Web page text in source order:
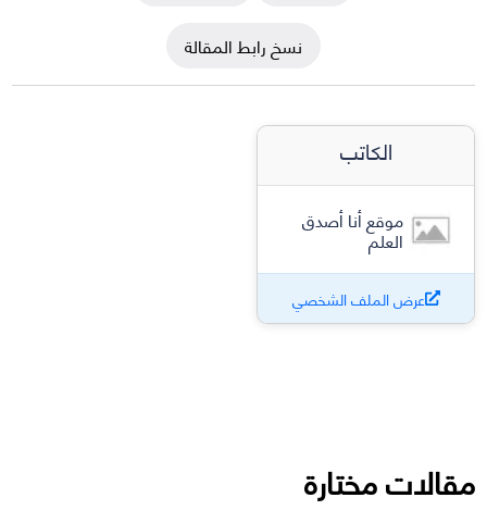
نسخ رابط المقالة
الكاتب
موقع أنا أصدق
العلم
عرض الملف الشخصي
مقالات مختارة